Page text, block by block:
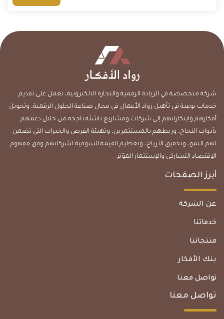
شركة متخصصة في الريادة الرقمية والتجارة الالكترونية، تعمل على تقديم
خدمات نوعية في تأهيل رواد الأعمال في مجال صناعة الحلول الرقمية، وتحويل
أفكارهم وابتكاراتهم إلى شركات ومشاريع ناشئة ناجحة من خلال دعمهم
بأدوات النجاح، وربطهم بالمستثمرين، وتهيئة الفرص والخبرات التي تضمن
لهم النمو، وتحقيق الأرباح، وتعظيم القيمة السوقية لشركاتهم وفق مفهوم
الإقتصاد التشاركي والإستثمار المؤثر.
أبرز الصفحات
عن الشركة
خدماتنا
منتجاتنا
بنك الأفكار
تواصل معنا
تواصل معنا